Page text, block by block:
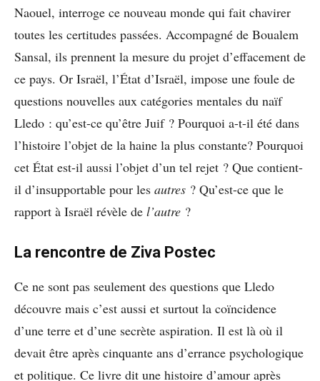
Naouel, interroge ce nouveau monde qui fait chavirer
toutes les certitudes passées. Accompagné de Boualem
Sansal, ils prennent la mesure du projet d’effacement de
ce pays. Or Israël, l’État d’Israël, impose une foule de
questions nouvelles aux catégories mentales du naïf
Lledo : qu’est-ce qu’être Juif ? Pourquoi a-t-il été dans
l’histoire l’objet de la haine la plus constante? Pourquoi
cet État est-il aussi l’objet d’un tel rejet ? Que contient-
il d’insupportable pour les autres ? Qu’est-ce que le
rapport à Israël révèle de l’autre ?
La rencontre de Ziva Postec
Ce ne sont pas seulement des questions que Lledo
découvre mais c’est aussi et surtout la coïncidence
d’une terre et d’une secrète aspiration. Il est là où il
devait être après cinquante ans d’errance psychologique
et politique. Ce livre dit une histoire d’amour après